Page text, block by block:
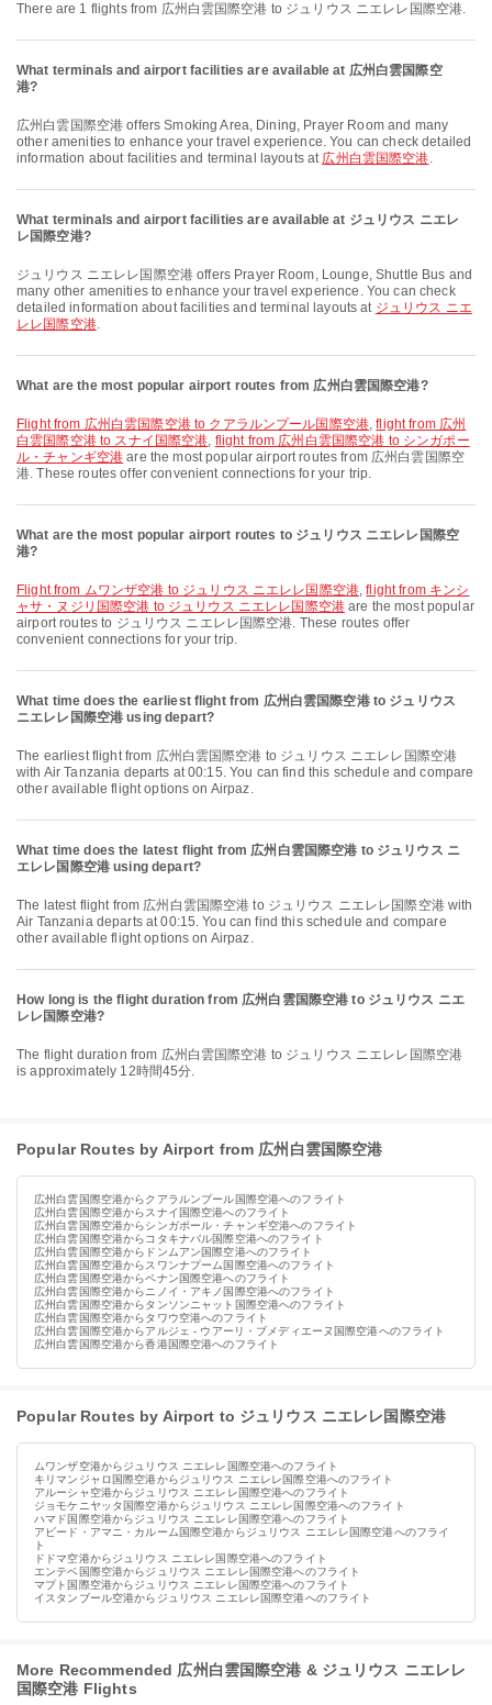
There are 1 flights from 広州白雲国際空港 to ジュリウス ニエレレ国際空港.
What terminals and airport facilities are available at 広州白雲国際空
港?
広州白雲国際空港 offers Smoking Area, Dining, Prayer Room and many
other amenities to enhance your travel experience. You can check detailed
information about facilities and terminal layouts at 広州白雲国際空港.
What terminals and airport facilities are available at ジュリウス ニエレ
レ国際空港?
ジュリウス ニエレレ国際空港 offers Prayer Room, Lounge, Shuttle Bus and
many other amenities to enhance your travel experience. You can check
detailed information about facilities and terminal layouts at ジュリウス ニエ
レレ国際空港.
What are the most popular airport routes from 広州白雲国際空港?
flight from 広州白雲国際空港 to クアラルンプール国際空港,flight from 広州
白雲国際空港 to スナイ国際空港, flight from 広州白雲国際空港 to シンガポー
ル・チャンギ空港 are the most popular airport routes from 広州白雲国際空
港. These routes offer convenient connections for your trip.
What are the most popular airport routes to ジュリウス ニエレレ国際空
港?
flight from ムワンザ空港 to ジュリウス ニエレレ国際空港,flight from キンシ
ャサ・ヌジリ国際空港 to ジュリウス ニエレレ国際空港are the most popular
airport routes to ジュリウス ニエレレ国際空港. These routes offer
convenient connections for your trip.
What time does the earliest flight from 広州白雲国際空港 to ジュリウス
ニエレレ国際空港 using depart?
The earliest flight from 広州白雲国際空港 to ジュリウス ニエレレ国際空港
with Air Tanzania departs at 00:15. You can find this schedule and compare
other available flight options on Airpaz.
What time does the latest flight from 広州白雲国際空港 to ジュリウス ニ
エレレ国際空港 using depart?
The latest flight from 広州白雲国際空港 to ジュリウス ニエレレ国際空港 with
Air Tanzania departs at 00:15. You can find this schedule and compare
other available flight options on Airpaz.
How long is the flight duration from 広州白雲国際空港 to ジュリウス ニエ
レレ国際空港?
The flight duration from 広州白雲国際空港 to ジュリウス ニエレレ国際空港
is approximately 12時間45分.
Popular Routes by Airport from 広州白雲国際空港
広州白雲国際空港からクアラルンプール国際空港へのフライト
広州白雲国際空港からスナイ国際空港へのフライト
広州白雲国際空港からシンガポール・チャンギ空港へのフライト
広州白雲国際空港からコタキナバル国際空港へのフライト
広州白雲国際空港からドンムアン国際空港へのフライト
広州白雲国際空港からスワンナプーム国際空港へのフライト
広州白雲国際空港からペナン国際空港へのフライト
広州白雲国際空港からニノイ・アキノ国際空港へのフライト
広州白雲国際空港からタンソンニャット国際空港へのフライト
広州白雲国際空港からタワウ空港へのフライト
広州白雲国際空港からアルジェ - ウアーリ・ブメディエーヌ国際空港へのフライト
広州白雲国際空港から香港国際空港へのフライト
Popular Routes by Airport to ジュリウス ニエレレ国際空港
ムワンザ空港からジュリウス ニエレレ国際空港へのフライト
キリマンジャロ国際空港からジュリウス ニエレレ国際空港へのフライト
アルーシャ空港からジュリウス ニエレレ国際空港へのフライト
ジョモケニヤッタ国際空港からジュリウス ニエレレ国際空港へのフライト
ハマド国際空港からジュリウス ニエレレ国際空港へのフライト
アビード・アマニ・カルーム国際空港からジュリウス ニエレレ国際空港へのフライ
ト
ドドマ空港からジュリウス ニエレレ国際空港へのフライト
エンテベ国際空港からジュリウス ニエレレ国際空港へのフライト
マプト国際空港からジュリウス ニエレレ国際空港へのフライト
イスタンブール空港からジュリウス ニエレレ国際空港へのフライト
More Recommended 広州白雲国際空港 & ジュリウス ニエレレ
国際空港 Flights